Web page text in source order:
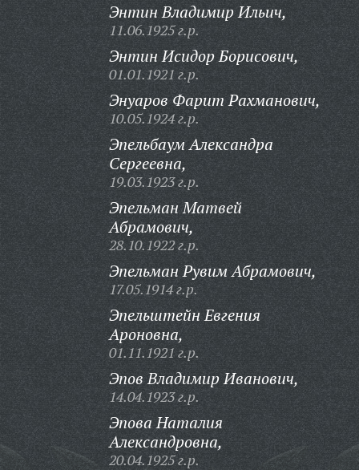
Энтин Владимир Ильич,
11.06.1925 г.р.
Энтин Исидор Борисович,
01.01.1921 г.р.
Энуаров Фарит Рахманович,
10.05.1924 г.р.
Эпельбаум Александра
Сергеевна,
19.03.1923 г.р.
Эпельман Матвей
Абрамович,
28.10.1922 г.р.
Эпельман Рувим Абрамович,
17.05.1914 г.р.
Эпельштейн Евгения
Ароновна,
01.11.1921 г.р.
Эпов Владимир Иванович,
14.04.1923 г.р.
Эпова Наталия
Александровна,
20.04.1925 г.р.